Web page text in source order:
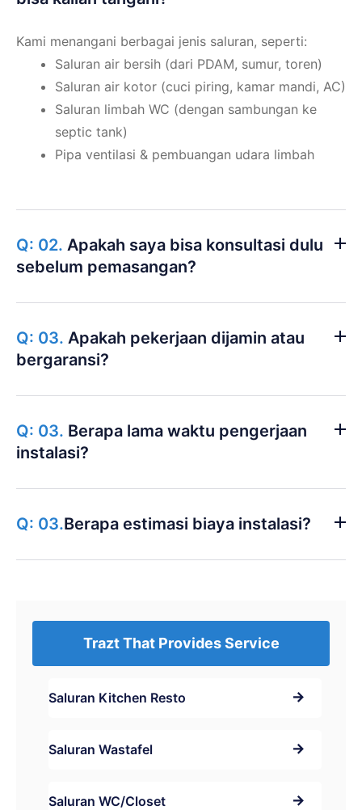
Kami menangani berbagai jenis saluran, seperti:
Saluran air bersih (dari PDAM, sumur, toren)
Saluran air kotor (cuci piring, kamar mandi, AC)
Saluran limbah WC (dengan sambungan ke
septic tank)
Pipa ventilasi & pembuangan udara limbah
Q: 02. Apakah saya bisa konsultasi dulu
sebelum pemasangan?
Q: 03. Apakah pekerjaan dijamin atau
bergaransi?
Q: 03. Berapa lama waktu pengerjaan
instalasi?
Q: 03.Berapa estimasi biaya instalasi?
Trazt That Provides Service
Saluran Kitchen Resto
Saluran Wastafel
Saluran WC/Closet